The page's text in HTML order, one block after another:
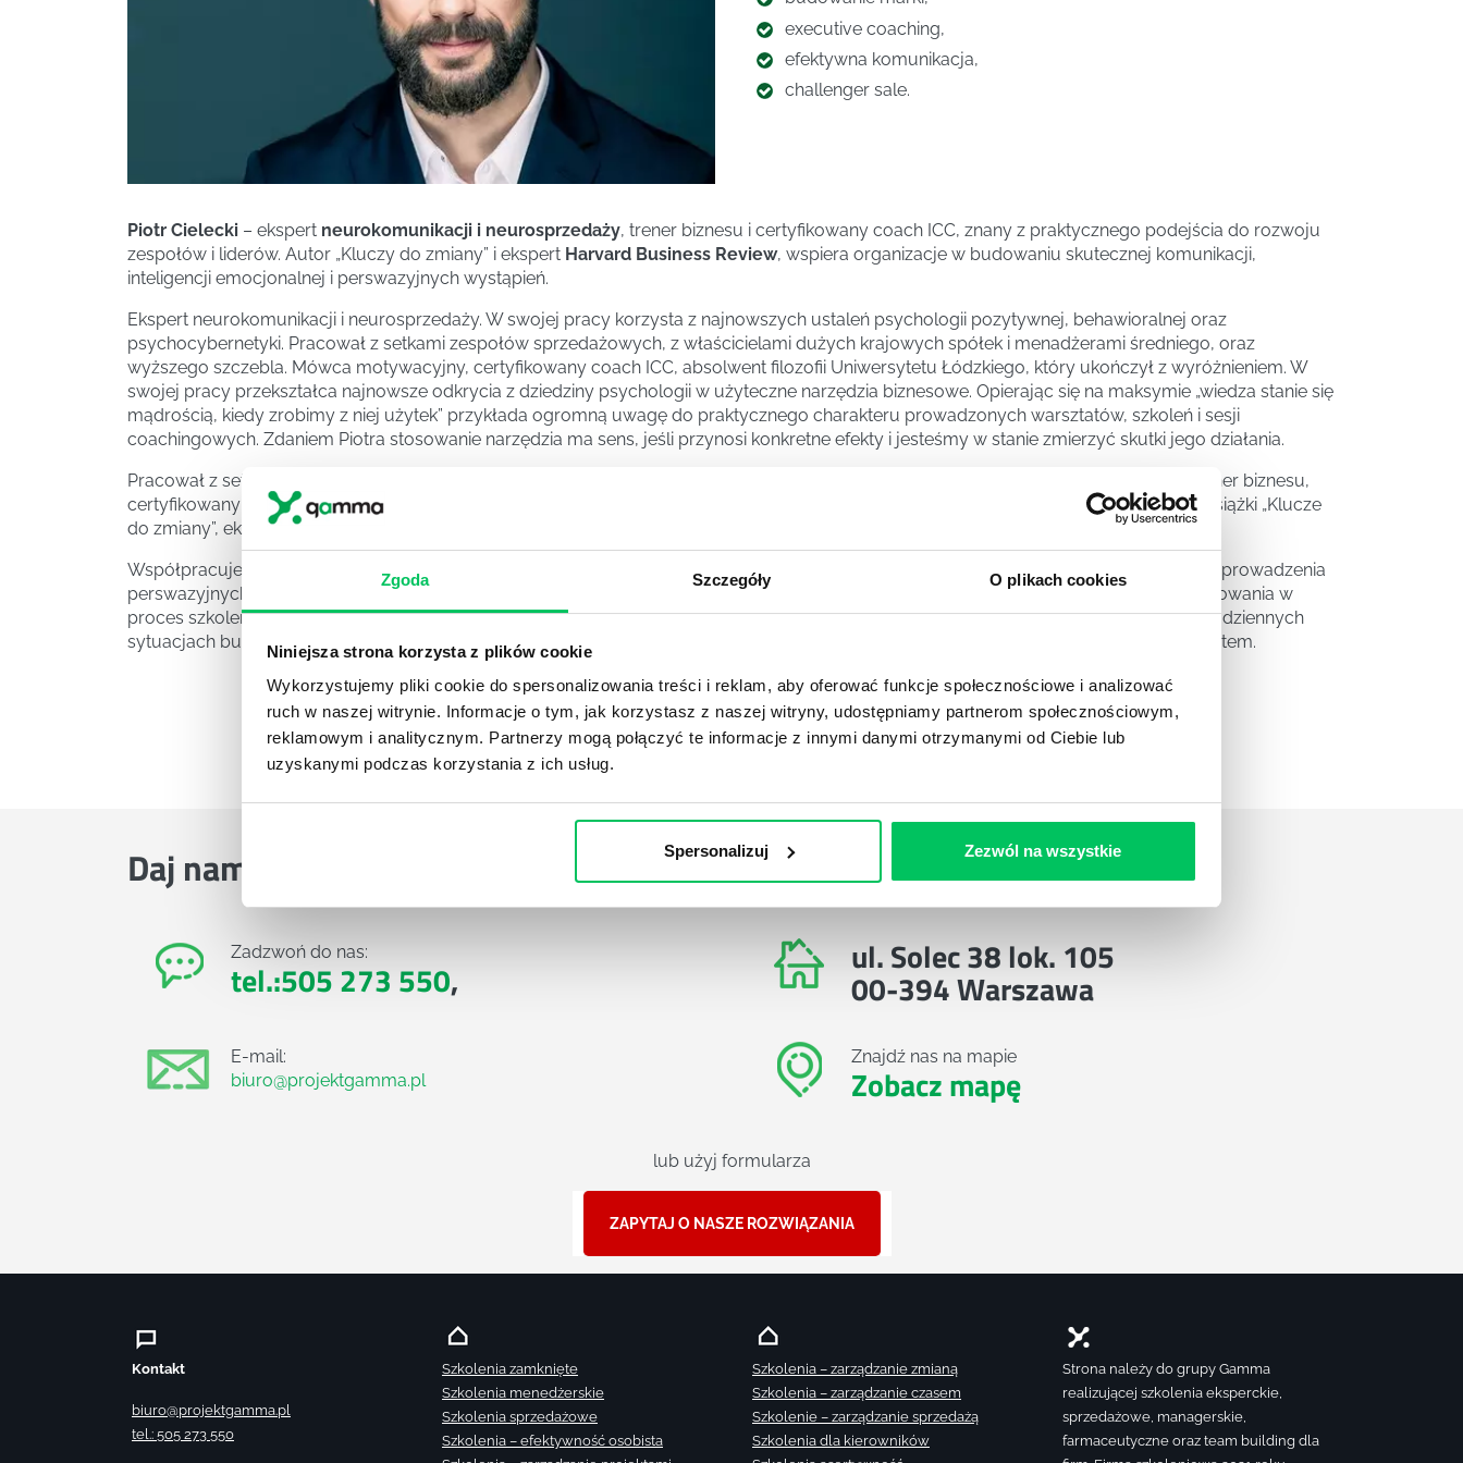
Zgoda Szczegóły O plikach cookies
Niniejsza strona korzysta z plików cookie
Wykorzystujemy pliki cookie do spersonalizowania treści i reklam, aby oferować funkcje społecznościowe i analizować
ruch w naszej witrynie. Informacje o tym, jak korzystasz z naszej witryny, udostępniamy partnerom społecznościowym,
reklamowym i analitycznym. Partnerzy mogą połączyć te informacje z innymi danymi otrzymanymi od Ciebie lub
uzyskanymi podczas korzystania z ich usług.
Spersonalizuj Zezwól na wszystkie
executive coaching,
efektywna komunikacja,
challenger sale.
Piotr Cielecki – ekspert neurokomunikacji i neurosprzedaży, trener biznesu i certyfikowany coach ICC, znany z praktycznego podejścia do rozwoju
zespołów i liderów. Autor „Kluczy do zmiany” i ekspert Harvard Business Review, wspiera organizacje w budowaniu skutecznej komunikacji,
inteligencji emocjonalnej i perswazyjnych wystąpień.
Ekspert neurokomunikacji i neurosprzedaży. W swojej pracy korzysta z najnowszych ustaleń psychologii pozytywnej, behawioralnej oraz
psychocybernetyki. Pracował z setkami zespołów sprzedażowych, z właścicielami dużych krajowych spółek i menadżerami średniego, oraz
wyższego szczebla. Mówca motywacyjny, certyfikowany coach ICC, absolwent filozofii Uniwersytetu Łódzkiego, który ukończył z wyróżnieniem. W
swojej pracy przekształca najnowsze odkrycia z dziedziny psychologii w użyteczne narzędzia biznesowe. Opierając się na maksymie „wiedza stanie się
mądrością, kiedy zrobimy z niej użytek” przykłada ogromną uwagę do praktycznego charakteru prowadzonych warsztatów, szkoleń i sesji
coachingowych. Zdaniem Piotra stosowanie narzędzia ma sens, jeśli przynosi konkretne efekty i jesteśmy w stanie zmierzyć skutki jego działania.
Pracował z setkami zespołów, z właścicielami dużych krajowych spółek i menadżerami średniego, oraz wyższego szczebla. Piotr to trener biznesu,
certyfikowany coach ICC, charyzmatyczny mówca i absolwent filozofii Uniwersytetu Łódzkiego, który ukończył z wyróżnieniem. Autor książki „Klucze
do zmiany”, ekspert Harvard Business Review, częsty gość programów radiowych i telewizyjnych.
Współpracuje z firmami w zakresie tworzenia efektywnych i dobrze komunikujących się zespołów, inteligencji emocjonalnej, sprzedaży, prowadzenia
perswazyjnych wystąpień publicznych i wzmacniania zaawansowanych kompetencji menadżerskich. Jest znany z olbrzymiego zaangażowania w
proces szkoleniowy, a przekazywane przez niego narzędzia cechują się najwyższą skutecznością, dostarczając klientom rozwiązań w codziennych
sytuacjach businessowych. Twórca autorskich programów treningowych Klucze do Zmiany, Pogromca smoków i Self Menagement System.
Poznaj nasze szkolenia menedżerskie
Daj nam poznać TWOJE POTRZEBY
Zadzwoń do nas:
tel.:505 273 550,
E-mail:
biuro@projektgamma.pl
ul. Solec 38 lok. 105
00-394 Warszawa
Znajdź nas na mapie
Zobacz mapę
lub użyj formularza
ZAPYTAJ O NASZE ROZWIĄZANIA
Kontakt
biuro@projektgamma.pl
tel.: 505 273 550
Szkolenia zamknięte
Szkolenia menedżerskie
Szkolenia sprzedażowe
Szkolenia – efektywność osobista
Szkolenia – zarządzanie zmianą
Szkolenia – zarządzanie czasem
Szkolenie – zarządzanie sprzedażą
Szkolenia dla kierowników
Strona należy do grupy Gamma
realizującej szkolenia eksperckie,
sprzedażowe, managerskie,
farmaceutyczne oraz team building dla